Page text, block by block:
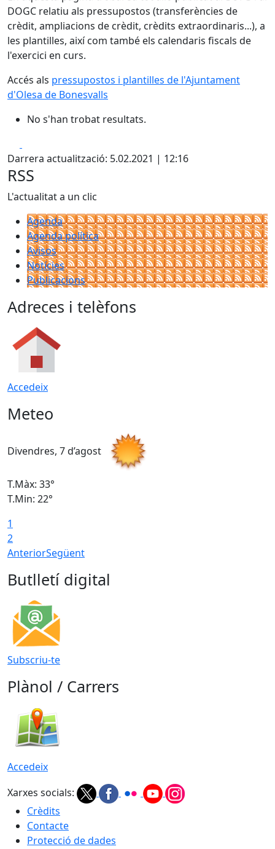
DOGC relatiu als pressupostos (transferències de
crèdit, ampliacions de crèdit, crèdits extraordinaris...), a
les plantilles, així com també els calendaris fiscals de
l'exercici en curs.
Accés als pressupostos i plantilles de l'Ajuntament
d'Olesa de Bonesvalls
No s'han trobat resultats.
Darrera actualització: 5.02.2021 | 12:16
RSS
L'actualitat a un clic
Agenda
Agenda política
Avisos
Notícies
Publicacions
Adreces i telèfons
Accedeix
Meteo
Divendres, 7 d’agost
T.Màx: 33°
T.Min: 22°
1
2
AnteriorSegüent
Butlletí digital
Subscriu-te
Plànol / Carrers
Accedeix
Xarxes socials:
Crèdits
Contacte
Protecció de dades